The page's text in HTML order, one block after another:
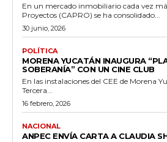
En un mercado inmobiliario cada vez
Proyectos (CAPRO) se ha consolidado...
30 junio, 2026
POLÍTICA
MORENA YUCATÁN INAUGURA
SOBERANÍA” CON UN CINE CLUB
En las instalaciones del CEE de Morena
Tercera...
16 febrero, 2026
NACIONAL
ANPEC ENVÍA CARTA A CLAUDIA